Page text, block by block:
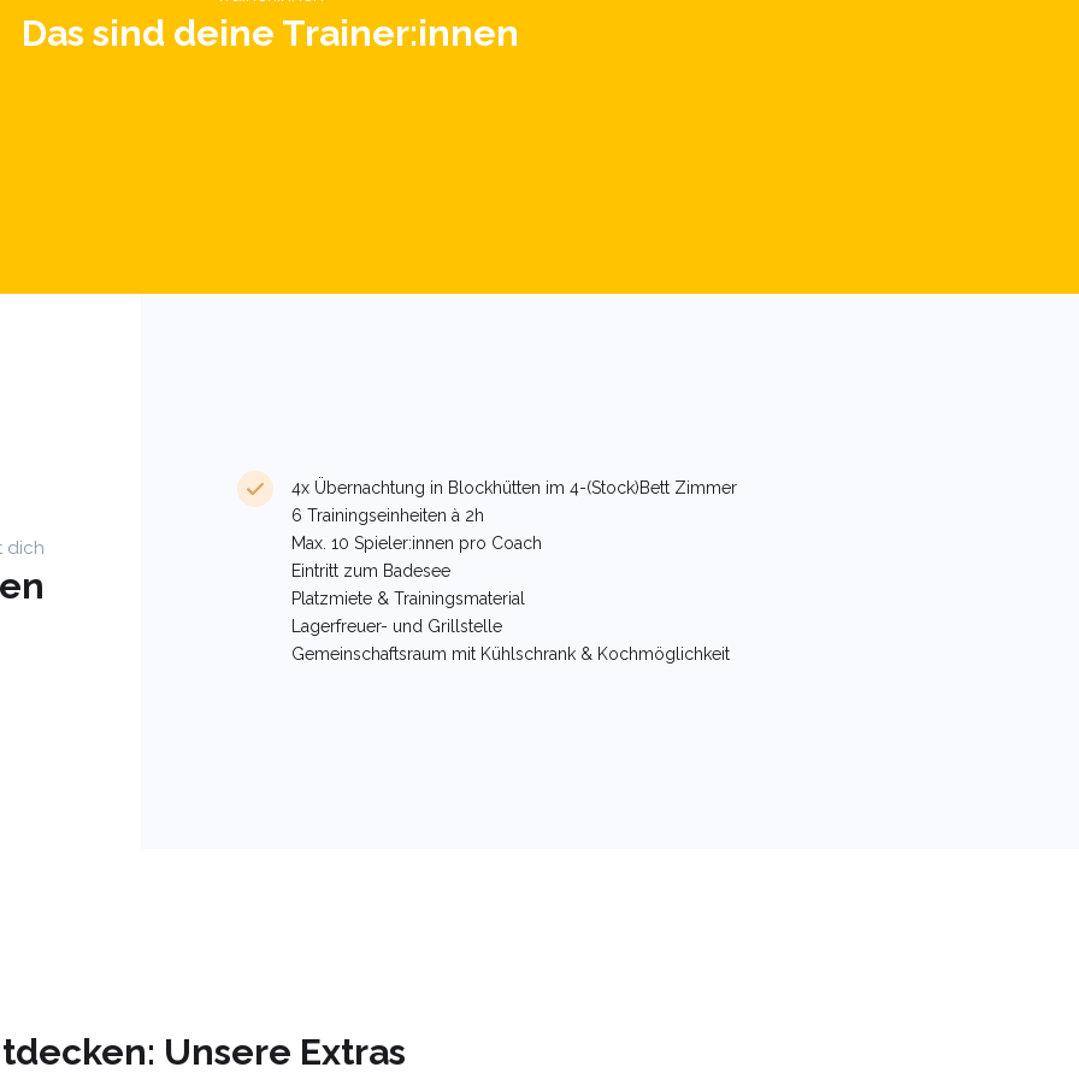
Das sind deine Trainer:innen
dich
4x Übernachtung in Blockhütten im 4-(Stock)Bett Zimmer
6 Trainingseinheiten à 2h
Max. 10 Spieler:innen pro Coach
Eintritt zum Badesee
Platzmiete & Trainingsmaterial
Lagerfreuer- und Grillstelle
Gemeinschaftsraum mit Kühlschrank & Kochmöglichkeit
Unsere Extras